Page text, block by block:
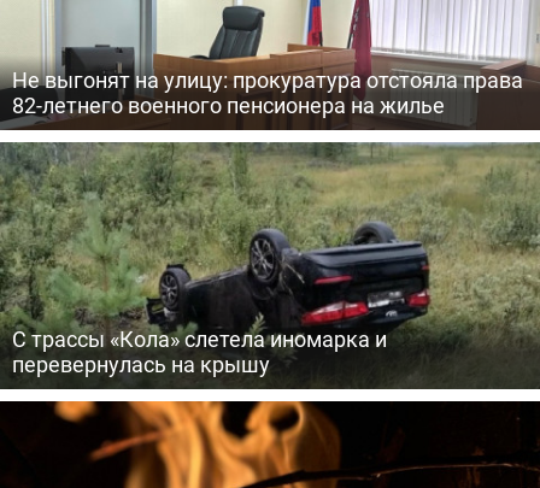
Не выгонят на улицу: прокуратура отстояла права
82-летнего военного пенсионера на жилье
С трассы «Кола» слетела иномарка и
перевернулась на крышу